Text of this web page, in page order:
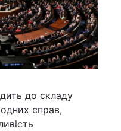
до складу
справ,